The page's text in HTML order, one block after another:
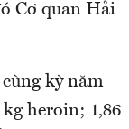
Cơ quan Hải
kỳ năm
heroin; 1,86